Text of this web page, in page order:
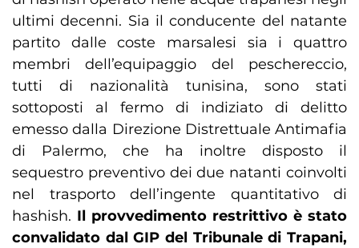
ultimi decenni. Sia il conducente del natante
partito dalle coste marsalesi sia i quattro
membri dell’equipaggio del peschereccio,
tutti di nazionalità tunisina, sono stati
sottoposti al fermo di indiziato di delitto
emesso dalla Direzione Distrettuale Antimafia
di Palermo, che ha inoltre disposto il
sequestro preventivo dei due natanti coinvolti
nel trasporto dell’ingente quantitativo di
hashish. Il provvedimento restrittivo è stato
convalidato dal GIP del Tribunale di Trapani,